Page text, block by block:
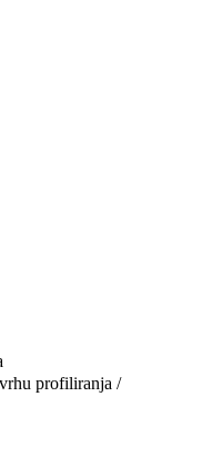
profiliranja /